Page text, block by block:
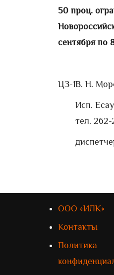
50 проц.
сентября по
ЦЗ-1В. Н.
Исп.
тел. 262-
ООО «ИЛК»
Контакты
Политика